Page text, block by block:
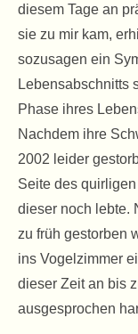
diesem Tage an
sie zu mir kam,
sozusagen ein
Lebensabschnitts
Phase ihres
Nachdem ihre
2002 leider
Seite des
dieser noch lebte.
zu früh gestorben
ins Vogelzimmer
dieser Zeit an bis
ausgesprochen